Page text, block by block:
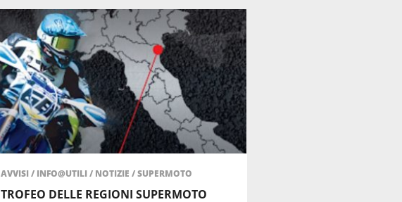
AVVISI/ INFO@UTILI/ NOTIZIE /SUPERMOTO
TROFEO DELLE REGIONI SUPERMOTO